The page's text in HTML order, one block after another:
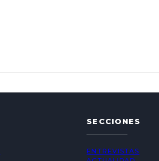
SECCIONES
ENTREVISTAS